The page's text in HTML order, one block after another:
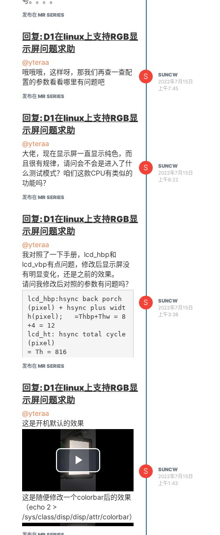
发布在 MR SERIES
回复: D1在linux上支持RGB显
示屏问题求助
@yteraa
哦哦哦，这样呀，那我们再查一查配
置的参数看看哪里有问题吧
发布在 MR SERIES
S
SUNCW
2022年7月15日
上午7:45
回复: D1在linux上支持RGB显
示屏问题求助
@yteraa
大佬，现在显示屏一直显示纯色，而
且很有规律，请问会不会是进入了什
么测试模式？咱们这款CPU有类似的
功能吗？
发布在 MR SERIES
S
SUNCW
2022年7月15日
上午6:22
回复: D1在linux上支持RGB显
示屏问题求助
@yteraa
我对照了一下手册，lcd_hbp和
lcd_vbp有点问题，修改后显示屏没
有明显变化，还是之前的效果。
请问我修改后对照的参数有问题吗？
lcd_hbp:hsync back porch
(pixel) + hsync plus widt
h(pixel);   =Thbp+Thw = 8
+4 = 12
lcd_ht: hsync total cycle
(pixel)
= Th = 816
(pixel)
lcd_vbp:vsync back porch
(line) + vysnc plus width
(line)        = Tvbp +Tvw
= 8+4 = 12
lcd_vt:vysnc total cycle
(line)
= Tv = 496
lcd_vspw: vysnc plus widt
发布在 MR SERIES
S
SUNCW
2022年7月15日
上午3:38
回复: D1在linux上支持RGB显
示屏问题求助
@yteraa
这是开机默认的效果
这是随便修改一个colorbar后的效果
（echo 2 >
/sys/class/disp/disp/attr/colorbar）
S
SUNCW
2022年7月15日
上午1:43